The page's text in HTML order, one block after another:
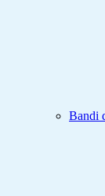
Bandi